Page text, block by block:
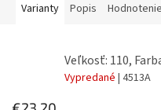
Varianty Popis Hodnotenie
Veľkosť: 110,
Vypredané | 4513A